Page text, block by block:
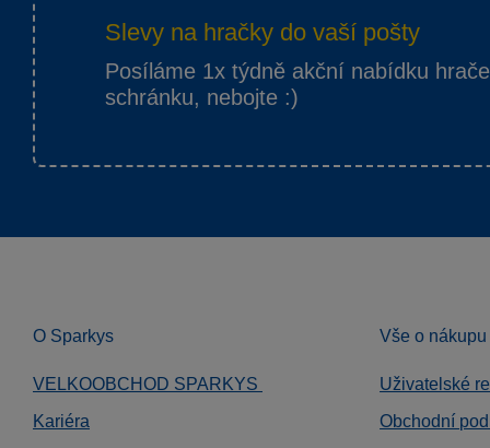
Slevy na hračky do vaší pošty
Posíláme 1x týdně akční nabídku
schránku, nebojte :)
O Sparkys
VELKOOBCHOD SPARKYS
Kariéra
Vše o nákupu
Uživatelské
Obchodní